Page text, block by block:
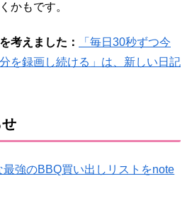
かもです。
考えました：
「毎日30秒ずつ今
を録画し続ける」は、新しい日記
強のBBQ買い出しリストをnote